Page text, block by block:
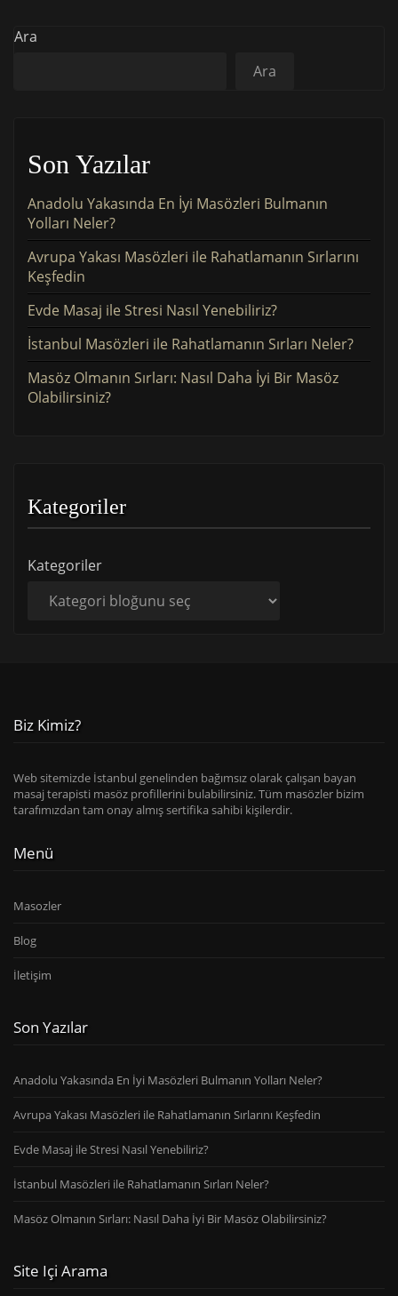
Ara
Ara
Son Yazılar
Anadolu Yakasında En İyi Masözleri Bulmanın
Yolları Neler?
Avrupa Yakası Masözleri ile Rahatlamanın Sırlarını
Keşfedin
Evde Masaj ile Stresi Nasıl Yenebiliriz?
İstanbul Masözleri ile Rahatlamanın Sırları Neler?
Masöz Olmanın Sırları: Nasıl Daha İyi Bir Masöz
Olabilirsiniz?
Kategoriler
Kategoriler
Biz Kimiz?
Web sitemizde İstanbul genelinden bağımsız olarak çalışan bayan
masaj terapisti masöz profillerini bulabilirsiniz. Tüm masözler bizim
tarafımızdan tam onay almış sertifika sahibi kişilerdir.
Menü
Masozler
Blog
İletişim
Son Yazılar
Anadolu Yakasında En İyi Masözleri Bulmanın Yolları Neler?
Avrupa Yakası Masözleri ile Rahatlamanın Sırlarını Keşfedin
Evde Masaj ile Stresi Nasıl Yenebiliriz?
İstanbul Masözleri ile Rahatlamanın Sırları Neler?
Masöz Olmanın Sırları: Nasıl Daha İyi Bir Masöz Olabilirsiniz?
Site Içi Arama